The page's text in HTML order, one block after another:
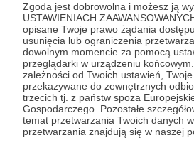
Zgoda jest dobrowolna i możesz ją
USTAWIENIACH
opisane Twoje prawo żądania
usunięcia lub ograniczenia
dowolnym momencie za pomocą
przeglądarki w urządzeniu
zależności od Twoich ustawień,
przekazywane do zewnętrznych
trzecich tj. z państw spoza
Gospodarczego. Pozostałe
temat przetwarzania Twoich danych
przetwarzania znajdują się w naszej
* Wyrażam zgodę na przetwarzanie
osobowych podanych w formularzu
prawidłowego świadczenia usług
Wyrażam zgodę na otrzymywanie
informacji handlowych -
zmieniona w ustawieniach konta.